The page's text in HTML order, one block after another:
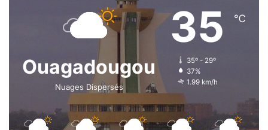
Ouagadougou
Nuages Dispersés
35 ℃
35º - 29º
37%
1.99 km/h